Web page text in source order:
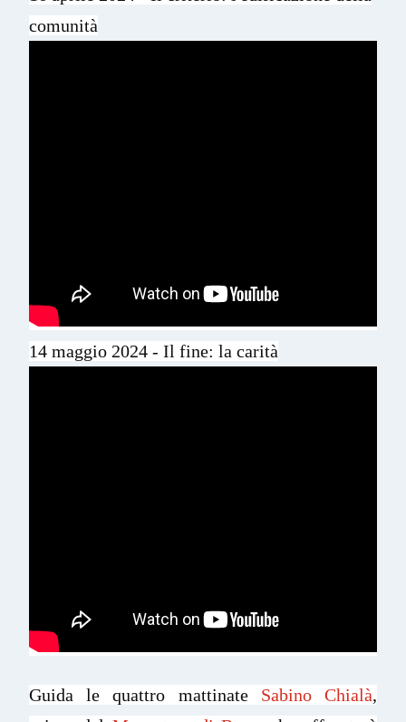
comunità
14 maggio 2024 - Il fine: la carità
Guida le quattro mattinate Sabino Chialà,